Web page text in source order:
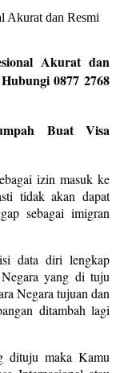
Akurat dan
0877 2768
Buat Visa
izin masuk ke
tidak akan dapat
sebagai imigran
data diri lengkap
yang di tuju
Negara tujuan dan
ditambah lagi
dituju maka Kamu